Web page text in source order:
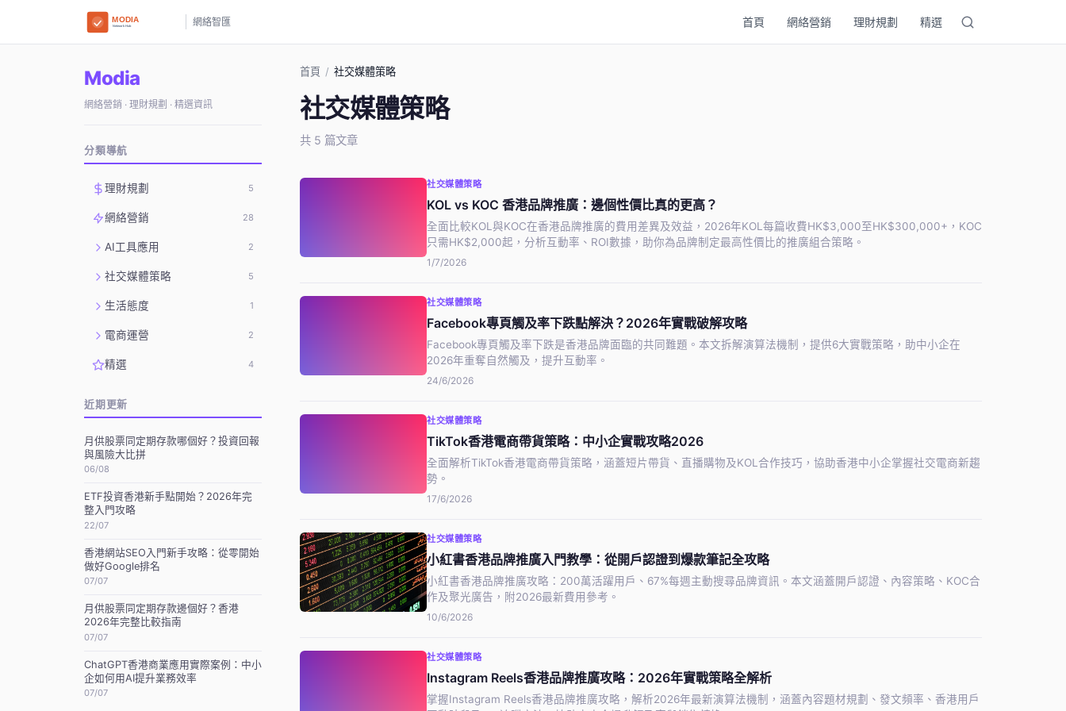
網絡智匯 首頁 網絡營銷 理財規劃 精選
Modia
網絡營銷 · 理財規劃 · 精選資訊
分類導航
理財規劃 5
網絡營銷 28
AI工具應用 2
社交媒體策略 5
生活態度 1
電商運營 2
精選 4
近期更新
月供股票同定期存款哪個好？投資回報
與風險大比拼
06/08
ETF投資香港新手點開始？2026年完
整入門攻略
22/07
香港網站SEO入門新手攻略：從零開始
做好Google排名
07/07
月供股票同定期存款邊個好？香港
2026年完整比較指南
07/07
ChatGPT香港商業應用實際案例：中小
企如何用AI提升業務效率
07/07
首頁 / 社交媒體策略
社交媒體策略
共 5 篇文章
社交媒體策略
KOL vs KOC 香港品牌推廣：邊個性價比真的更高？
全面比較KOL與KOC在香港品牌推廣的費用差異及效益，2026年KOL每篇收費HK$3,000至HK$300,000+，KOC
只需HK$2,000起，分析互動率、ROI數據，助你為品牌制定最高性價比的推廣組合策略。
1/7/2026
社交媒體策略
Facebook專頁觸及率下跌點解決？2026年實戰破解攻略
Facebook專頁觸及率下跌是香港品牌面臨的共同難題。本文拆解演算法機制，提供6大實戰策略，助中小企在
2026年重奪自然觸及，提升互動率。
24/6/2026
社交媒體策略
TikTok香港電商帶貨策略：中小企實戰攻略2026
全面解析TikTok香港電商帶貨策略，涵蓋短片帶貨、直播購物及KOL合作技巧，協助香港中小企掌握社交電商新趨
勢。
17/6/2026
社交媒體策略
小紅書香港品牌推廣入門教學：從開戶認證到爆款筆記全攻略
小紅書香港品牌推廣攻略：200萬活躍用戶、67%每週主動搜尋品牌資訊。本文涵蓋開戶認證、內容策略、KOC合
作及聚光廣告，附2026最新費用參考。
10/6/2026
社交媒體策略
Instagram Reels香港品牌推廣攻略：2026年實戰策略全解析
掌握Instagram Reels香港品牌推廣攻略，解析2026年最新演算法機制，涵蓋內容題材規劃、發文頻率、香港用戶